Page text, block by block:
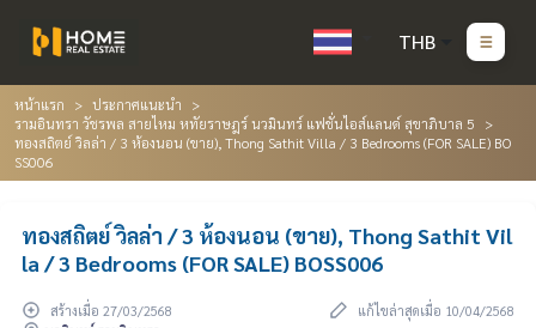
THB
หน้าแรก
ประกาศแนะนำ
รามอินทรา วัชรพล สายไหม หทัยราษฎร์ นวมินทร์ แฟชั่นไอส์แลนด์ สุขาภิบาล 5
ทองสถิตย์ วิลล่า / 3 ห้องนอน (ขาย), Thong Sathit Villa / 3 Bedrooms (FOR SALE) BO
SS006
ทองสถิตย์ วิลล่า / 3 ห้องนอน (ขาย), Thong Sathit Vil
la / 3 Bedrooms (FOR SALE) BOSS006
สร้างเมื่อ 27/03/2568
แก้ไขล่าสุดเมื่อ 10/04/2568